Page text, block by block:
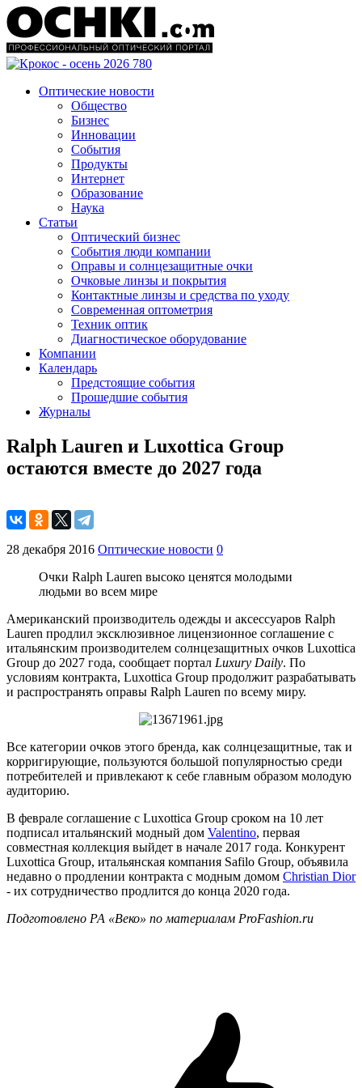
Оптические новости
Общество
Бизнес
Инновации
События
Продукты
Интернет
Образование
Наука
Статьи
Оптический бизнес
События люди компании
Оправы и солнцезащитные очки
Очковые линзы и покрытия
Контактные линзы и средства по уходу
Современная оптометрия
Техник оптик
Диагностическое оборудование
Компании
Календарь
Предстоящие события
Прошедшие события
Журналы
Ralph Lauren и Luxottica Group
остаются вместе до 2027 года
28 декабря 2016 Оптические новости 0
Очки Ralph Lauren высоко ценятся молодыми
людьми во всем мире
Американский производитель одежды и аксессуаров Ralph
Lauren продлил эксклюзивное лицензионное соглашение с
итальянским производителем солнцезащитных очков Luxottica
Group до 2027 года, сообщает портал Luxury Daily. По
условиям контракта, Luxottica Group продолжит разрабатывать
и распространять оправы Ralph Lauren по всему миру.
Все категории очков этого бренда, как солнцезащитные, так и
корригирующие, пользуются большой популярностью среди
потребителей и привлекают к себе главным образом молодую
аудиторию.
В феврале соглашение с Luxottica Group сроком на 10 лет
подписал итальянский модный дом Valentino, первая
совместная коллекция выйдет в начале 2017 года. Конкурент
Luxottica Group, итальянская компания Safilo Group, объявила
недавно о продлении контракта с модным домом Christian Dior
- их сотрудничество продлится до конца 2020 года.
Подготовлено РА «Веко» по материалам ProFashion.ru